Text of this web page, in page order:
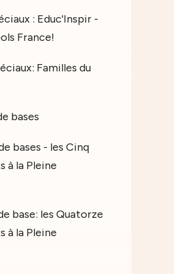
: Educ'Inspir -
France!
Familles du
bases
bases - les Cinq
à la Pleine
base: les Quatorze
à la Pleine